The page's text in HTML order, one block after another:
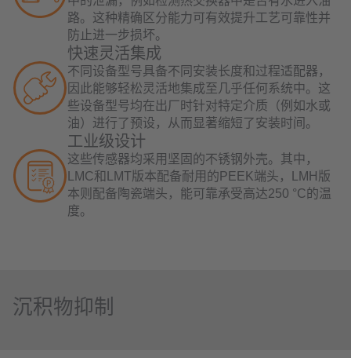
路。这种精确区分能力可有效提升工艺可靠性并
防止进一步损坏。
快速灵活集成
不同设备型号具备不同安装长度和过程适配器，
因此能够轻松灵活地集成至几乎任何系统中。这
些设备型号均在出厂时针对特定介质（例如水或
油）进行了预设，从而显著缩短了安装时间。
工业级设计
这些传感器均采用坚固的不锈钢外壳。其中，
LMC和LMT版本配备耐用的PEEK端头，LMH版
本则配备陶瓷端头，能可靠承受高达250 °C的温
度。
沉积物抑制